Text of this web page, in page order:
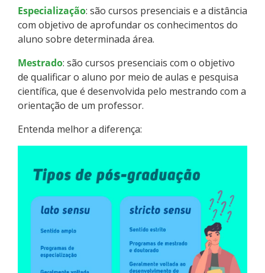
Transferências e retornos
PartiuIF
Parcerias
Processo de Inscrição
Processos Seletivos
Especialização: são cursos presenciais e a distância
com objetivo de aprofundar os conhecimentos do
aluno sobre determinada área.
Mestrado: são cursos presenciais com o objetivo
de qualificar o aluno por meio de aulas e pesquisa
científica, que é desenvolvida pelo mestrando com a
orientação de um professor.
Entenda melhor a diferença: